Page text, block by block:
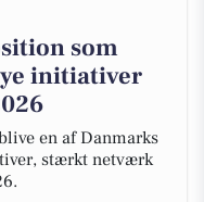
som
initiativer
en af Danmarks
stærkt netværk